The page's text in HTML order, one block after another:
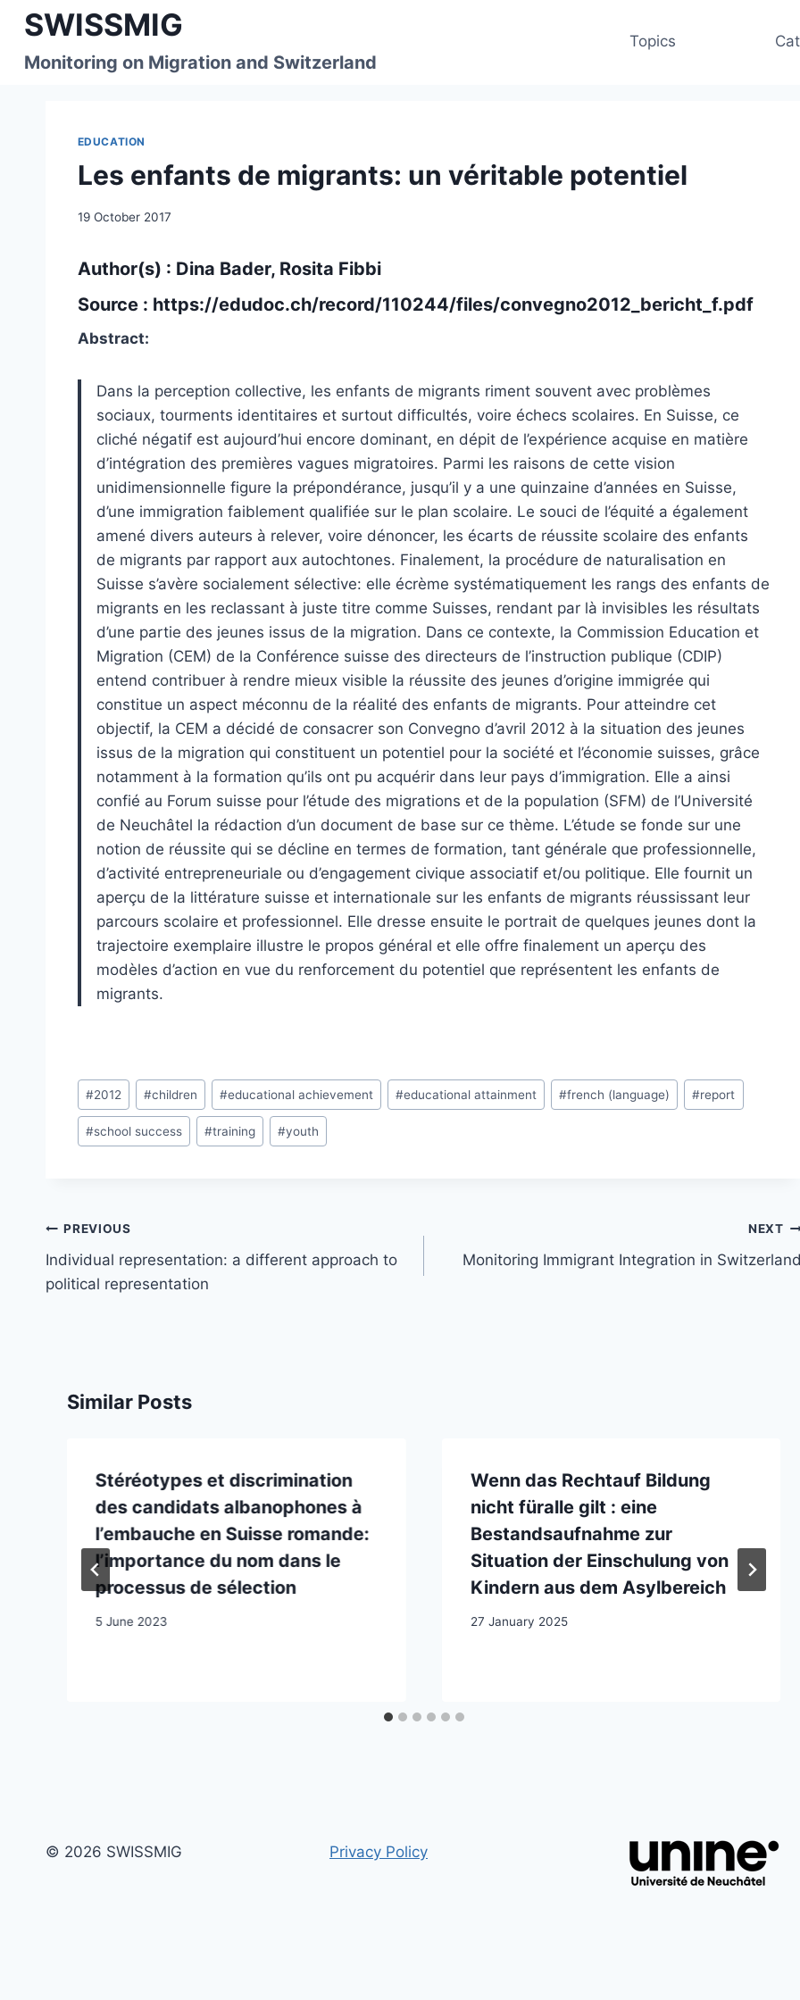
Skip
content
SWISSMIG
Monitoring on Migration and Switzerland
Topics
EDUCATION
Les enfants de migrants: un véritable potentiel
19 October 2017
Author(s) : Dina Bader, Rosita Fibbi
Source : https://edudoc.ch/record/110244/files/convegno2012_bericht_f.pdf
Abstract:
Dans la perception collective, les enfants de migrants riment souvent avec problèmes
sociaux, tourments identitaires et surtout difficultés, voire échecs scolaires. En Suisse, ce
cliché négatif est aujourd’hui encore dominant, en dépit de l’expérience acquise en matière
d’intégration des premières vagues migratoires. Parmi les raisons de cette vision
unidimensionnelle figure la prépondérance, jusqu’il y a une quinzaine d’années en Suisse,
d’une immigration faiblement qualifiée sur le plan scolaire. Le souci de l’équité a également
amené divers auteurs à relever, voire dénoncer, les écarts de réussite scolaire des enfants
de migrants par rapport aux autochtones. Finalement, la procédure de naturalisation en
Suisse s’avère socialement sélective: elle écrème systématiquement les rangs des enfants de
migrants en les reclassant à juste titre comme Suisses, rendant par là invisibles les résultats
d’une partie des jeunes issus de la migration. Dans ce contexte, la Commission Education et
Migration (CEM) de la Conférence suisse des directeurs de l’instruction publique (CDIP)
entend contribuer à rendre mieux visible la réussite des jeunes d’origine immigrée qui
constitue un aspect méconnu de la réalité des enfants de migrants. Pour atteindre cet
objectif, la CEM a décidé de consacrer son Convegno d’avril 2012 à la situation des jeunes
issus de la migration qui constituent un potentiel pour la société et l’économie suisses, grâce
notamment à la formation qu’ils ont pu acquérir dans leur pays d’immigration. Elle a ainsi
confié au Forum suisse pour l’étude des migrations et de la population (SFM) de l’Université
de Neuchâtel la rédaction d’un document de base sur ce thème. L’étude se fonde sur une
notion de réussite qui se décline en termes de formation, tant générale que professionnelle,
d’activité entrepreneuriale ou d’engagement civique associatif et/ou politique. Elle fournit un
aperçu de la littérature suisse et internationale sur les enfants de migrants réussissant leur
parcours scolaire et professionnel. Elle dresse ensuite le portrait de quelques jeunes dont la
trajectoire exemplaire illustre le propos général et elle offre finalement un aperçu des
modèles d’action en vue du renforcement du potentiel que représentent les enfants de
migrants.
Post
Tags:
#2012 #children #educational achievement #educational attainment #french (language) #report
#school success #training #youth
Post
navigation
PREVIOUS
Individual representation: a different approach to
political representation
NEXT
Monitoring Immigrant Integration in Switzerland
Similar Posts
Stéréotypes et discrimination
des candidats albanophones à
l’embauche en Suisse romande:
l’importance du nom dans le
processus de sélection
5 June 2023
Wenn das Rechtauf Bildung
nicht füralle gilt : eine
Bestandsaufnahme zur
Situation der Einschulung von
Kindern aus dem Asylbereich
27 January 2025
© 2026 SWISSMIG Privacy Policy